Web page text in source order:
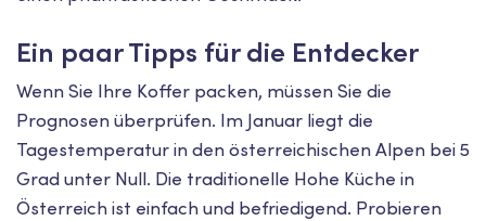
Ein paar Tipps für die Entdecker
Wenn Sie Ihre Koffer packen, müssen Sie die
Prognosen überprüfen. Im Januar liegt die
Tagestemperatur in den österreichischen Alpen bei 5
Grad unter Null. Die traditionelle Hohe Küche in
Österreich ist einfach und befriedigend. Probieren